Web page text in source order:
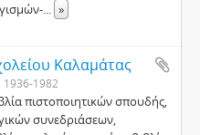
... »
Καλαμάτας
1936-1982
πιστοποιητικών σπουδής,
συνεδριάσεων,